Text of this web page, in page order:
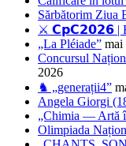
Sărbătorim Ziua
⚔️ 𝗖𝗽𝗖𝟮𝟬𝟮𝟲 |
„La Pléiade” mai
Concursul
2026
♞ „generații4”
Angela Giorgi
„Chimia — Artă
Olimpiada